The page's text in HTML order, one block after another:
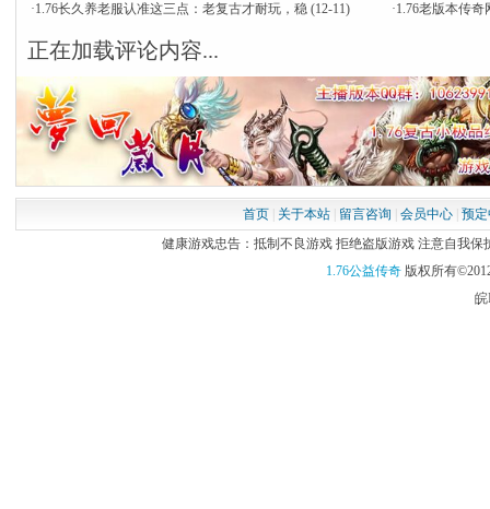
·1.76长久养老服认准这三点：老复古才耐玩，稳 (12-11) ·1.76老版本传
正在加载评论内容...
首页| 关于本站| 留言咨询 会员中心| 预
健康游戏忠告：抵制不良游戏 拒绝盗版游戏 注意自我保
1.76公益传奇版权所有
皖